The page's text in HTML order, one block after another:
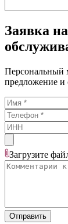
Заявка
Персональный
предложение
Загрузите
Отправить